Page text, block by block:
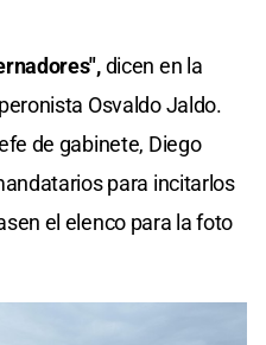
dicen en la
Osvaldo Jaldo.
de gabinete, Diego
para incitarlos
el elenco para la foto